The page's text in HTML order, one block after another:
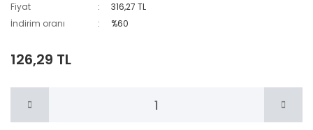
Fiyat
316,27 TL
İndirim oranı
%60
126,29 TL